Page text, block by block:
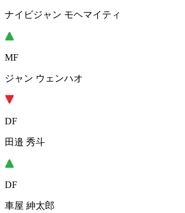
ナイビジャン モヘマイティ
MF
ジャン ウェンハオ
DF
田邉 秀斗
DF
車屋 紳太郎